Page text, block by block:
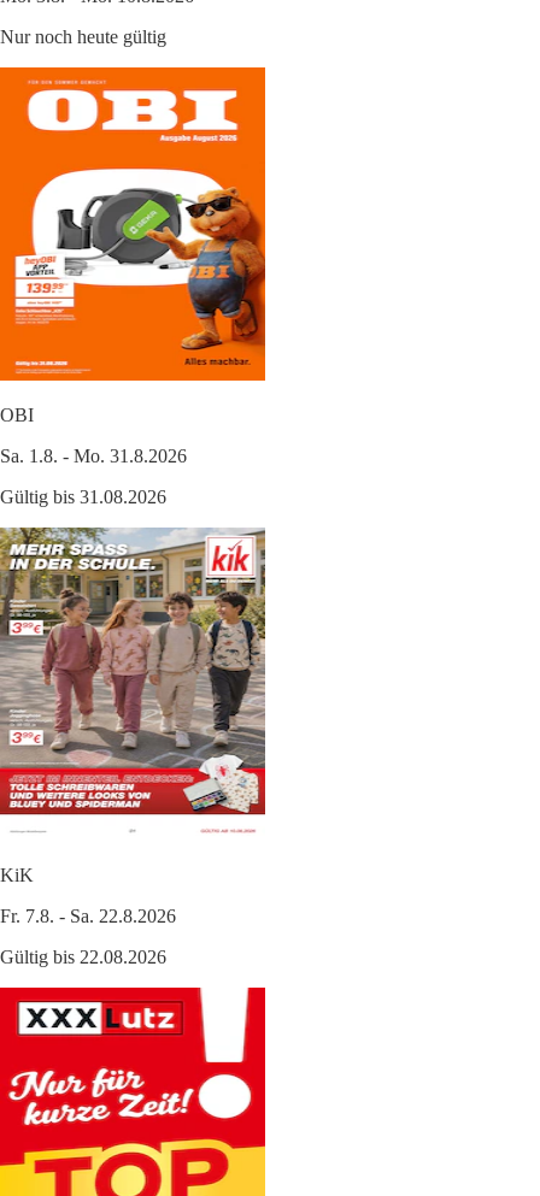
Nur noch heute gültig
OBI
Sa. 1.8. - Mo. 31.8.2026
Gültig bis 31.08.2026
KiK
Fr. 7.8. - Sa. 22.8.2026
Gültig bis 22.08.2026